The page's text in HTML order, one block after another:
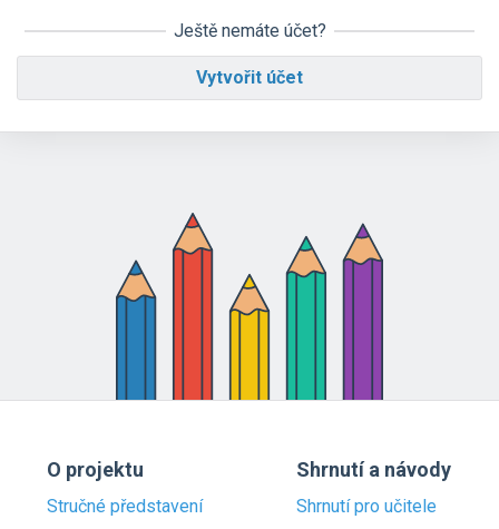
Ještě nemáte účet?
Vytvořit účet
O projektu
Stručné představení
Shrnutí a návody
Shrnutí pro učitele